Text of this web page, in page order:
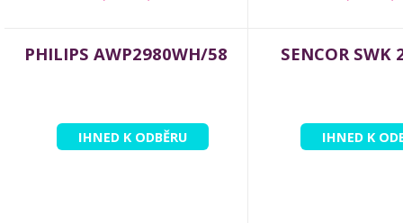
PHILIPS AWP2980WH/58
IHNED K ODBĚRU
SENCOR SWK
IHNED K